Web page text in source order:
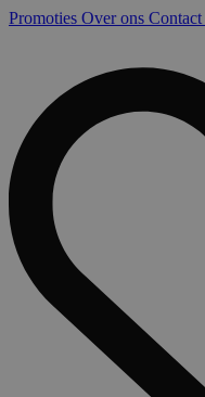
Promoties Over ons Contact